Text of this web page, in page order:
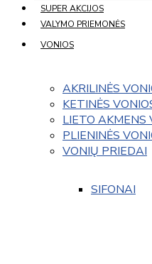
SUPER AKCIJOS
VALYMO PRIEMONĖS
VONIOS
AKRILINĖS
KETINĖS
LIETO AKMENS
PLIENINĖS
VONIŲ PRIEDAI
SIFONAI